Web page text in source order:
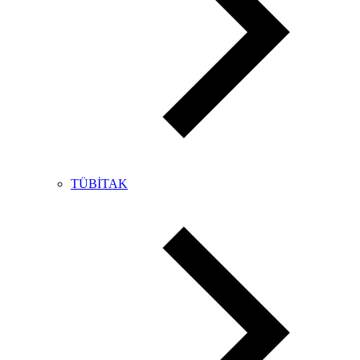
TÜBİTAK